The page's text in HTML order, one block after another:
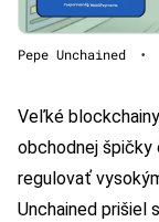
Pepe Unchained •
Veľké
obchodnej špičky
regulovať
Unchained prišiel